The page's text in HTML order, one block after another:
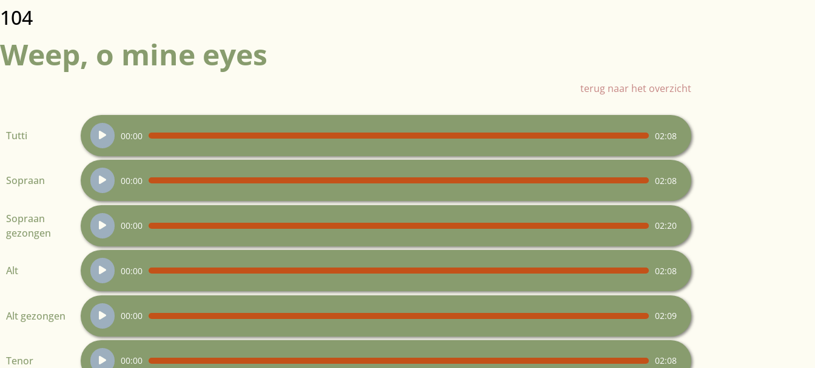
104
Weep, o mine eyes
terug naar het overzicht
Tutti
Audiospeler
00:00 02:08
Sopraan
Audiospeler
00:00 02:08
Sopraan
gezongen
Audiospeler
00:00 02:20
Alt
Audiospeler
00:00 02:08
Alt gezongen
Audiospeler
00:00 02:09
Tenor
Audiospeler
00:00 02:08